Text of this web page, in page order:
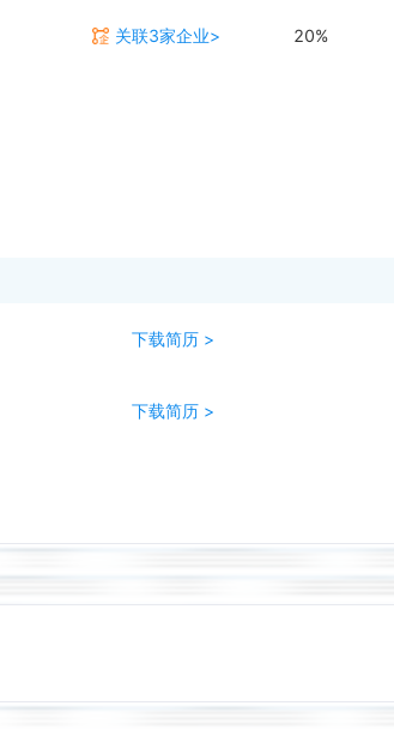
关联3家企业> 20%
下载简历 >
下载简历 >